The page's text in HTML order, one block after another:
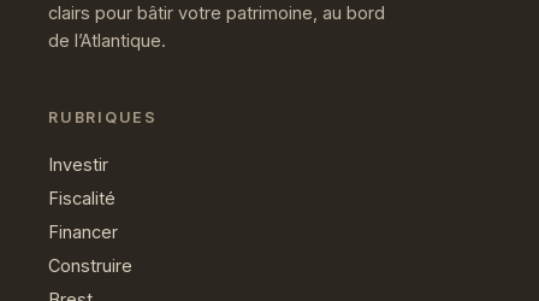
clairs pour bâtir votre patrimoine, au bord
de l’Atlantique.
RUBRIQUES
Investir
Fiscalité
Financer
Construire